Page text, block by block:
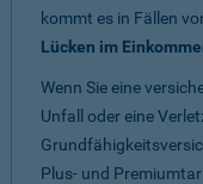
kommt es in Fällen
Lücken im
Wenn Sie eine
Unfall oder eine
Plus- und